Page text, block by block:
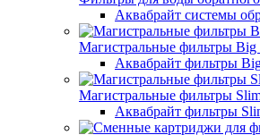
Аквабрайт системы
Магистральные фильтры Big
Аквабрайт фильтры
Магистральные фильтры
Аквабрайт фильтры